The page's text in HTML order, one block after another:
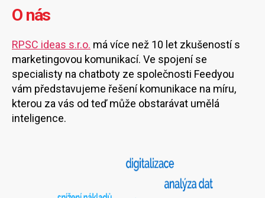
O nás
RPSC ideas s.r.o. má více než 10 let zkušeností s
marketingovou komunikací. Ve spojení se
specialisty na chatboty ze společnosti Feedyou
vám představujeme řešení komunikace na míru,
kterou za vás od teď může obstarávat umělá
inteligence.